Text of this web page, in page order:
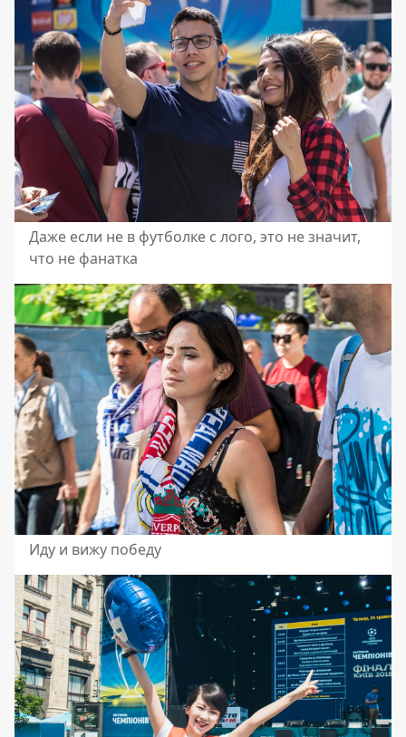
Даже если не в футболке с лого, это не значит,
что не фанатка
Иду и вижу победу